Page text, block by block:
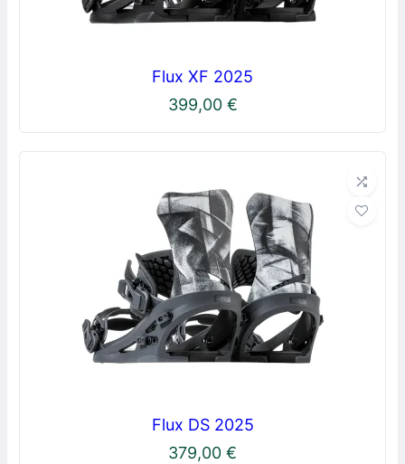
Flux XF 2025
399,00 €
Flux DS 2025
379,00 €